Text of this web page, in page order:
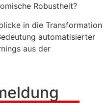
Robustheit?
in die Transformation
automatisierter
aus der